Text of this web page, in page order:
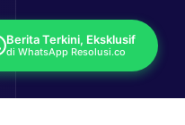
Berita Terkini, Eksklusif
di WhatsApp Resolusi.co